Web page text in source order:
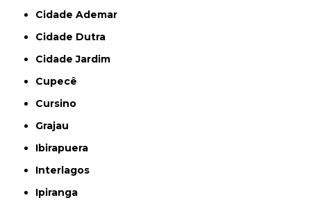
Cidade Ademar
Cidade Dutra
Cidade Jardim
Cupecê
Cursino
Grajau
Ibirapuera
Interlagos
Ipiranga